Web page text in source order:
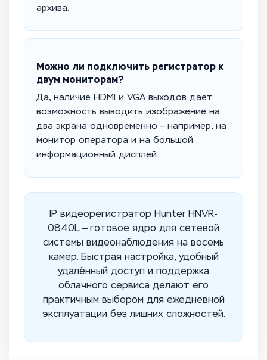
архива.
Можно ли подключить регистратор к
двум мониторам?
Да, наличие HDMI и VGA выходов даёт
возможность выводить изображение на
два экрана одновременно — например, на
монитор оператора и на большой
информационный дисплей.
IP видеорегистратор Hunter HNVR-
0840L — готовое ядро для сетевой
системы видеонаблюдения на восемь
камер. Быстрая настройка, удобный
удалённый доступ и поддержка
облачного сервиса делают его
практичным выбором для ежедневной
эксплуатации без лишних сложностей.